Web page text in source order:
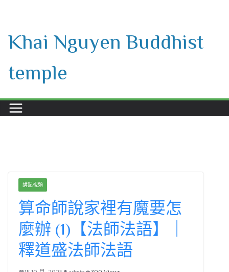
content
Khai Nguyen Buddhist
temple
講記視頻
算命師說家裡有魔要怎
麼辦 (1)【法師法語】｜
釋道盛法師法語